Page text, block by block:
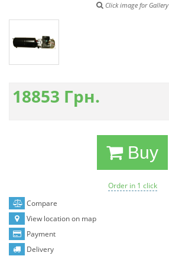
Click image for Gallery
18853 Грн.
Buy
Order in 1 click
Compare
View location on map
Payment
Delivery